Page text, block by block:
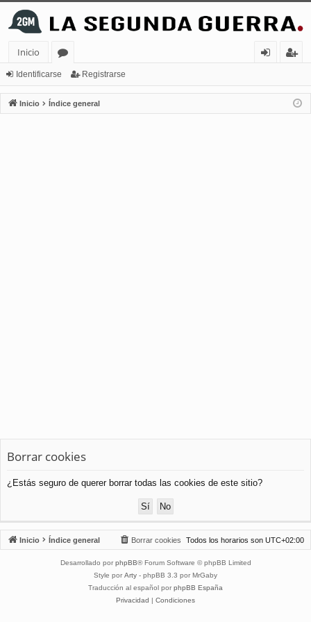
Inicio
or
os
nt
ifi
ist
ra
Identificarse Registrarse
Inicio Índice general
Borrar cookies
¿Estás seguro de querer borrar todas las cookies de este sitio?
Inicio Índice general Todos los horarios son UTC+02:00
Borrar cookies
Desarrollado por phpBB® Forum Software © phpBB Limited
Style por Arty - phpBB 3.3 por MrGaby
Traducción al español por phpBB España
Privacidad | Condiciones